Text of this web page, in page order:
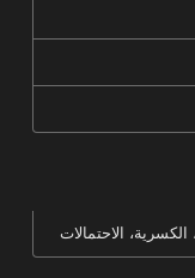
الاحتمالات